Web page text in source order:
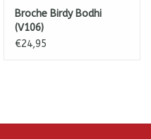
trends van snel
onze planeet & de
Broche Birdy Bodhi
(V106)
€24,95